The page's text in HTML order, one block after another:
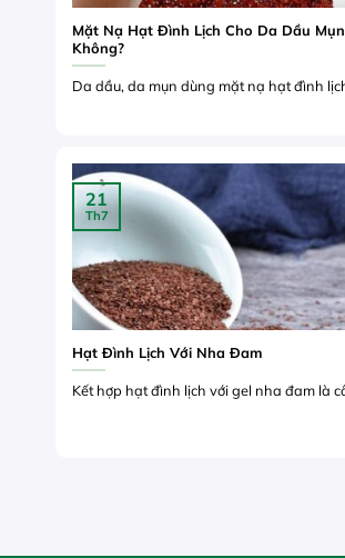
Mặt Nạ Hạt Đình Lịch Cho Da Dầu
Không?
Da dầu, da mụn dùng mặt nạ hạt đình
Hạt Đình Lịch Với Nha Đam
Kết hợp hạt đình lịch với gel nha đam là
21
Th7